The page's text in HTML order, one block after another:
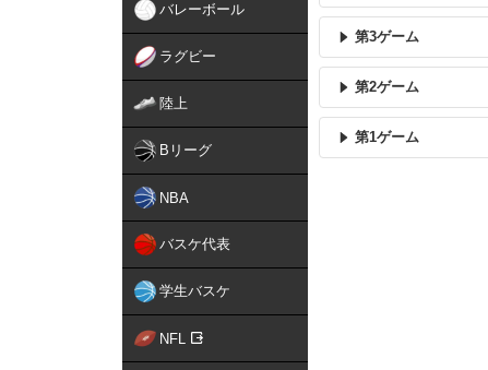
バレーボール
ラグビー
陸上
Bリーグ
NBA
バスケ代表
学生バスケ
NFL
第3ゲーム
第2ゲーム
第1ゲーム